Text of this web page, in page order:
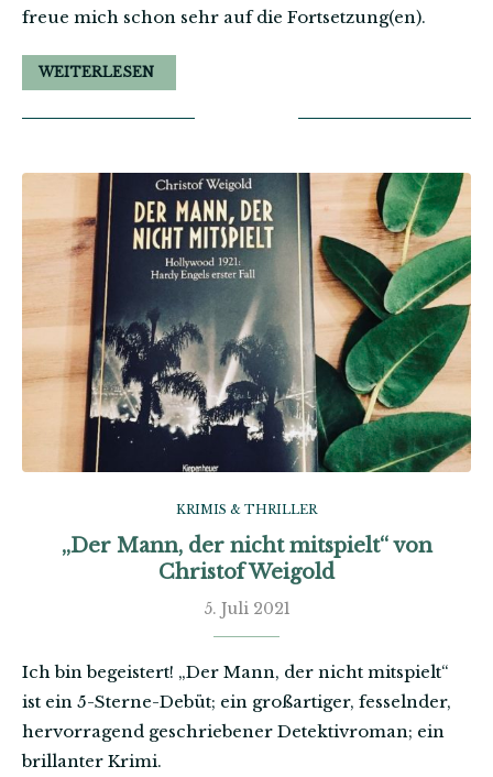
freue mich schon sehr auf die Fortsetzung(en).
WEITERLESEN
KRIMIS & THRILLER
„Der Mann, der nicht mitspielt“ von
Christof Weigold
5. Juli 2021
Ich bin begeistert! „Der Mann, der nicht mitspielt“
ist ein 5-Sterne-Debüt; ein großartiger, fesselnder,
hervorragend geschriebener Detektivroman; ein
brillanter Krimi.